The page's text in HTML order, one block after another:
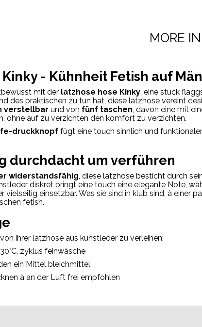
MORE
Kinky - Kühnheit Fetish auf
mit der latzhose hose Kinky, eine stück
des praktischen zu tun hat, diese latzhose vereint
verstellbar und von fünf taschen, davon eine mit
ohne auf zu verzichten den komfort zu verzichten.
druckknopf fügt eine touch sinnlich und
durchdacht um verführen
widerstandsfähig, diese latzhose besticht durch
diskret bringt eine touch eine elegante Note,
vielseitig einsetzbar. Was sie sind in klub sind, à einer
fetish.
von ihrer latzhose aus kunstleder zu verleihen:
30°C, zyklus feinwäsche
ein Mittel bleichmittel
à an der Luft frei empfohlen